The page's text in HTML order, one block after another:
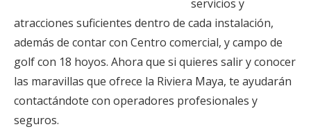
servicios y
atracciones suficientes dentro de cada instalación,
además de contar con Centro comercial, y campo de
golf con 18 hoyos. Ahora que si quieres salir y conocer
las maravillas que ofrece la Riviera Maya, te ayudarán
contactándote con operadores profesionales y
seguros.